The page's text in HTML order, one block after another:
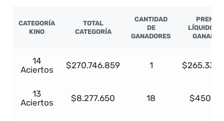
CATEGORÍA
KINO
TOTAL
CATEGORÍA
CANTIDAD
DE
GANADORES
PREMIO
LÍQUIDO
GANADOR
14
Aciertos
$270.746.859 1
13
Aciertos
$8.277.650 18